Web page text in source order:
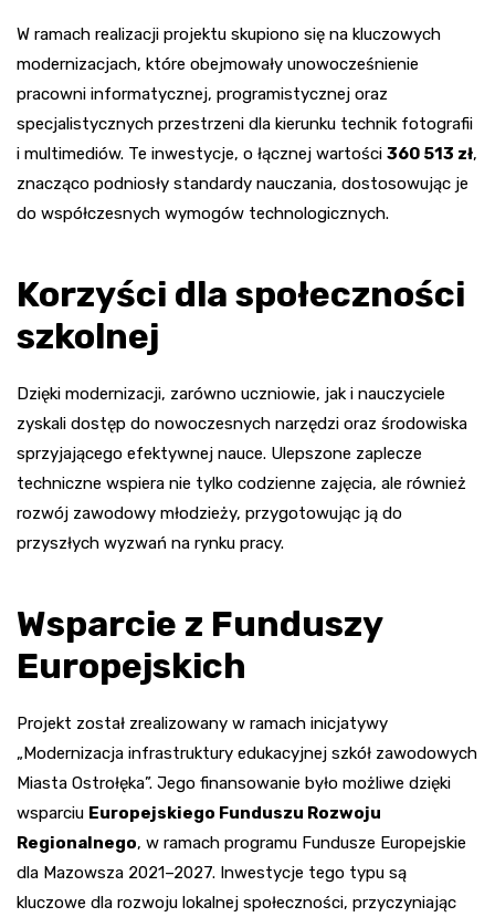
W ramach realizacji projektu skupiono się na kluczowych
modernizacjach, które obejmowały unowocześnienie
pracowni informatycznej, programistycznej oraz
specjalistycznych przestrzeni dla kierunku technik fotografii
i multimediów. Te inwestycje, o łącznej wartości 360 513 zł,
znacząco podniosły standardy nauczania, dostosowując je
do współczesnych wymogów technologicznych.
Korzyści dla społeczności
szkolnej
Dzięki modernizacji, zarówno uczniowie, jak i nauczyciele
zyskali dostęp do nowoczesnych narzędzi oraz środowiska
sprzyjającego efektywnej nauce. Ulepszone zaplecze
techniczne wspiera nie tylko codzienne zajęcia, ale również
rozwój zawodowy młodzieży, przygotowując ją do
przyszłych wyzwań na rynku pracy.
Wsparcie z Funduszy
Europejskich
Projekt został zrealizowany w ramach inicjatywy
„Modernizacja infrastruktury edukacyjnej szkół zawodowych
Miasta Ostrołęka”. Jego finansowanie było możliwe dzięki
wsparciu Europejskiego Funduszu Rozwoju
Regionalnego, w ramach programu Fundusze Europejskie
dla Mazowsza 2021–2027. Inwestycje tego typu są
kluczowe dla rozwoju lokalnej społeczności, przyczyniając